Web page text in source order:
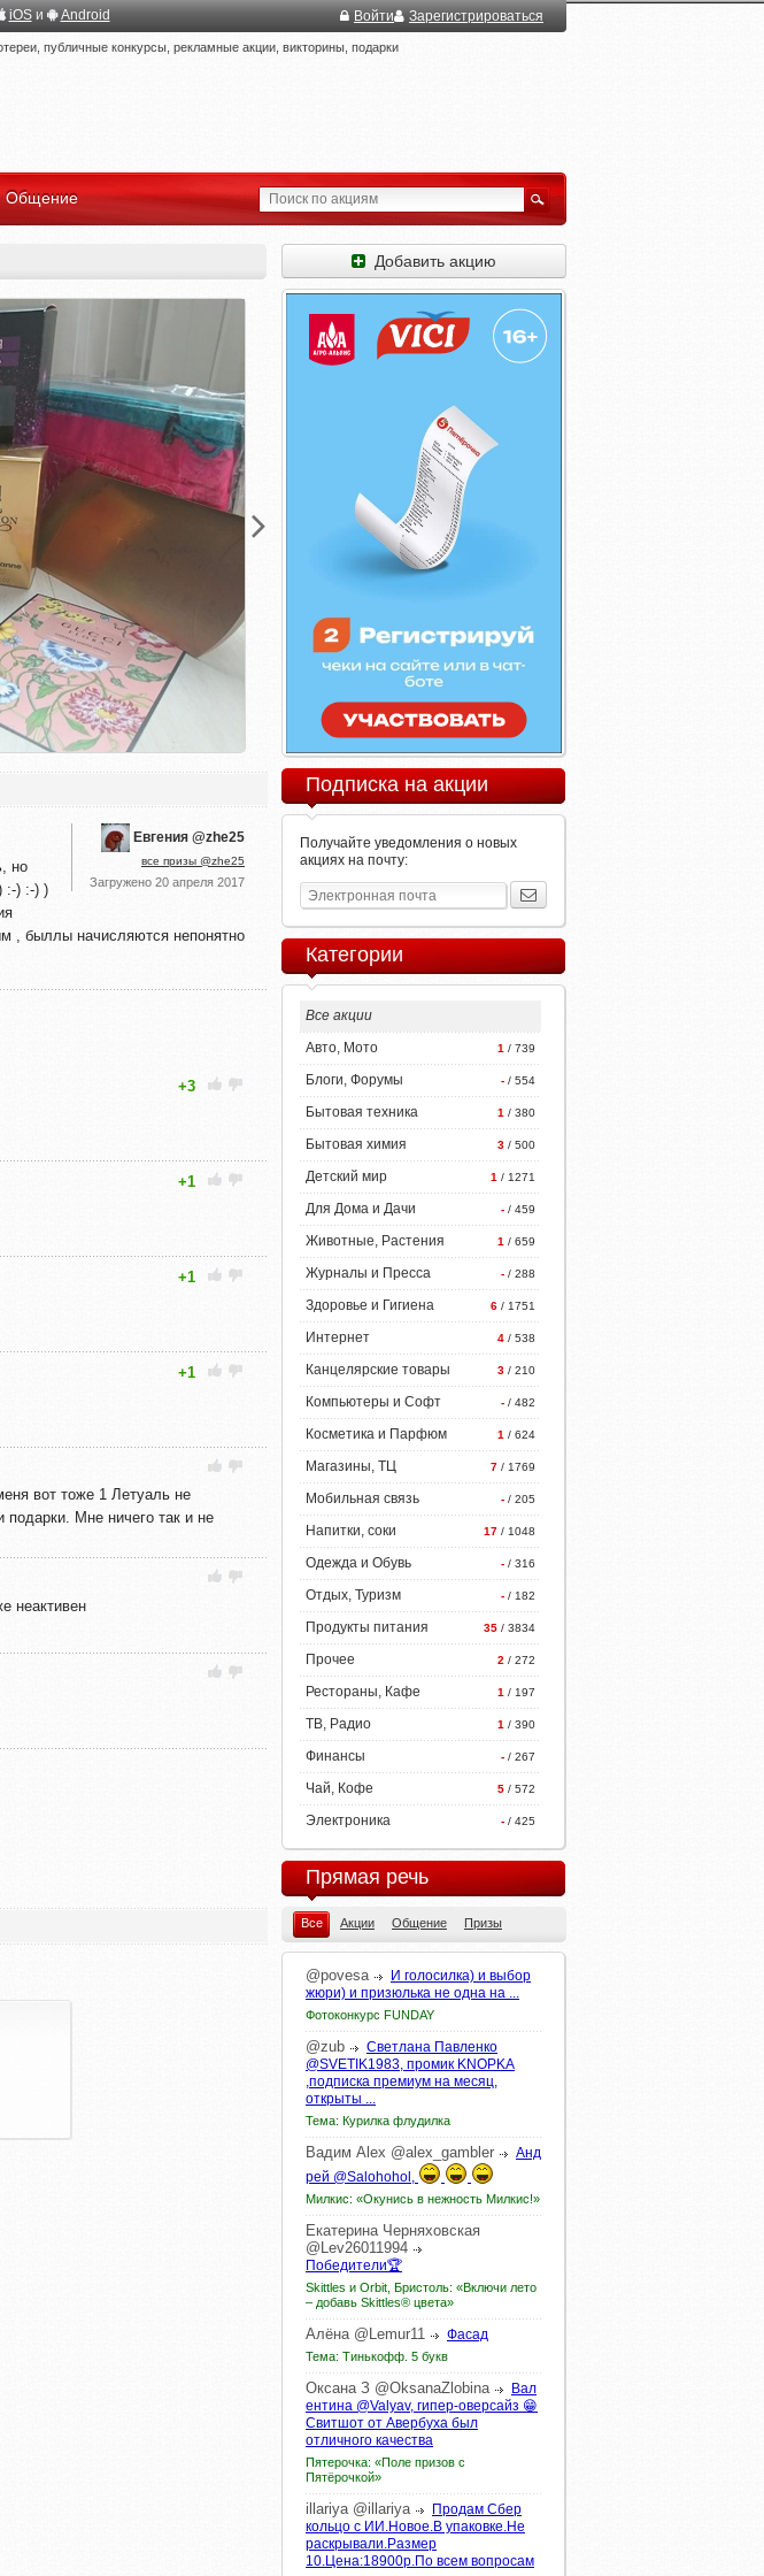
iOSи Android Войти Зарегистрироваться
публичные конкурсы, рекламные акции, викторины, подарки
Общение
Евгения @zhe25
все призы @zhe25
Загружено 20 апреля 2017
но
:-) :-) )
, быллы начисляются непонятно
+3
+1
+1
+1
вот тоже 1 Летуаль не
Мне ничего так и не
неактивен
Добавить акцию
Подписка на акции
Получайте уведомления о новых
акциях на почту:
Категории
Все акции
1 / 739
Авто, Мото
- / 554
Блоги, Форумы
1 / 380
Бытовая техника
3 / 500
Бытовая химия
1 / 1271
Детский мир
- / 459
Для Дома и Дачи
1 / 659
Животные, Растения
- / 288
Журналы и Пресса
6 / 1751
Здоровье и Гигиена
4 / 538
Интернет
3 / 210
Канцелярские товары
- / 482
Компьютеры и Софт
1 / 624
Косметика и Парфюм
7 / 1769
Магазины, ТЦ
- / 205
Мобильная связь
17 / 1048
Напитки, соки
- / 316
Одежда и Обувь
- / 182
Отдых, Туризм
35 / 3834
Продукты питания
2 / 272
Прочее
1 / 197
Рестораны, Кафе
1 / 390
ТВ, Радио
- / 267
Финансы
5 / 572
Чай, Кофе
- / 425
Электроника
Прямая речь
Все Акции Общение Призы
@povesa
И голосилка) и выбор
жюри) и призюлька не одна на ...
Фотоконкурс FUNDAY
@zub
Светлана Павленко
@SVETIK1983, промик KNOPKA
,подписка премиум на месяц,
открыты ...
Тема: Курилка флудилка
Вадим Alex @alex_gambler
Анд
рей @Salohohol,
Милкис: «Окунись в нежность Милкис!»
Екатерина Черняховская
@Lev26011994
Победители🏆
Skittles и Orbit, Бристоль: «Включи лето
– добавь Skittles® цвета»
Алёна @Lemur11 Фасад
Тема: Тинькофф. 5 букв
Оксана З @OksanaZlobina
Вал
ентина @Valyav, гипер-оверсайз 😁
Свитшот от Авербуха был
отличного качества
Пятерочка: «Поле призов с
Пятёрочкой»
illariya @illariya
Продам Сбер
кольцо с ИИ.Новое.В упаковке.Не
раскрывали.Размер
10.Цена:18900р.По всем вопросам